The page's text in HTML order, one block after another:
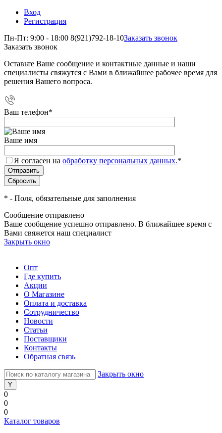
Вход
Регистрация
Пн-Пт: 9:00 - 18:00 8(921)792-18-10Заказать звонок
Заказать звонок
Оставьте Ваше сообщение и контактные данные и наши
специалисты свяжутся с Вами в ближайшее рабочее время для
решения Вашего вопроса.
Ваш телефон*
Ваше имя
Я согласен на обработку персональных данных.*
* - Поля, обязательные для заполнения
Сообщение отправлено
Ваше сообщение успешно отправлено. В ближайшее время с
Вами свяжется наш специалист
Закрыть окно
Опт
Где купить
Акции
О Магазине
Оплата и доставка
Сотрудничество
Новости
Статьи
Поставщики
Контакты
Обратная связь
Закрыть окно
0
0
0
Каталог товаров